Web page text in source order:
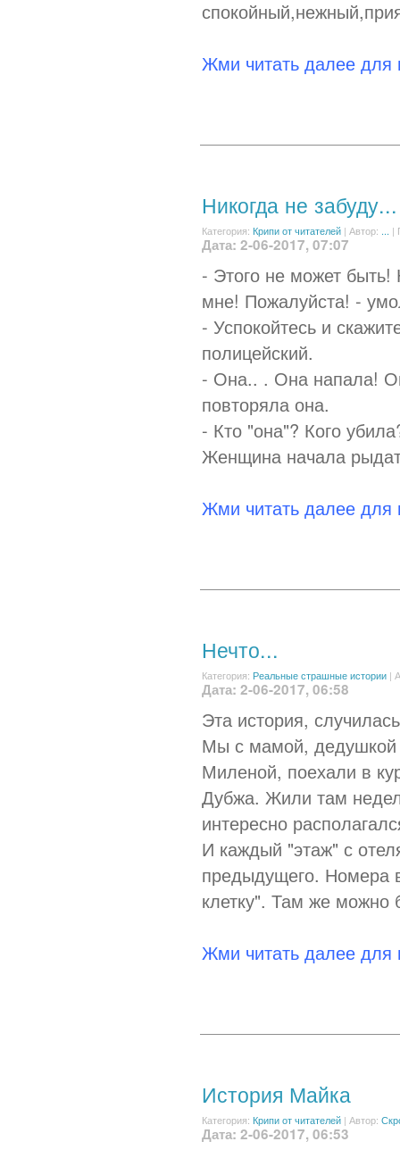
Жми читать далее для
Никогда не забуду...
Категория: Крипи от читателей | Автор: ... |
Дата: 2-06-2017, 07:07
- Этого не может
мне! Пожалуйста! -
- Успокойтесь и
полицейский.
- Она.. . Она напала!
повторяла она.
- Кто "она"? Кого
Женщина начала
Жми читать далее для
Нечто...
Категория: Реальные страшные истории |
Дата: 2-06-2017, 06:58
Эта история,
Мы с мамой, дедушкой
Миленой, поехали в
Дубжа. Жили там
интересно
И каждый "этаж" с
предыдущего. Номера
клетку". Там же
Жми читать далее для
История Майка
Категория: Крипи от читателей | Автор:
Дата: 2-06-2017, 06:53